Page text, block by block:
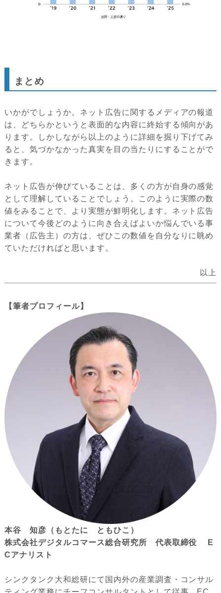
まとめ
いかがでしょうか。ネット広告に関するメディアの報道
は、どちらかというと表面的な内容に終始する傾向があ
ります。しかしながら以上のように詳細を掘り下げてみ
ると、気づかなかった真実を目の当たりにすることがで
きます。
ネット広告が伸びていることは、多くの方が自身の感覚
として理解していることでしょう。このように実際の数
値をみることで、より実態が鮮明化します。ネット広告
について今後どのように向き合えばよいか悩んでいる事
業者（広告主）の方は、ぜひこの数値を自分なりに眺め
ていただければと思います。
以上
【筆者プロフィール】
本谷 知彦（もとたに ともひこ）
株式会社デジタルコマース総合研究所 代表取締役 E
Cアナリスト
シンクタンク大和総研にて国内外の産業調査・コンサル